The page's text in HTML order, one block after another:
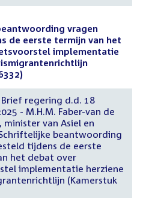
vragen
de eerste termijn van het
implementatie
regering d.d. 18
- M.H.M. Faber-van de
minister van Asiel en
beantwoording
tijdens de eerste
het debat over
implementatie herziene
(Kamerstuk